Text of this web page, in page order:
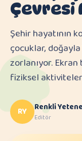
Çevresi
Şehir hayatının
çocuklar,
zorlanıyor.
fiziksel
RY Renkli
Editör